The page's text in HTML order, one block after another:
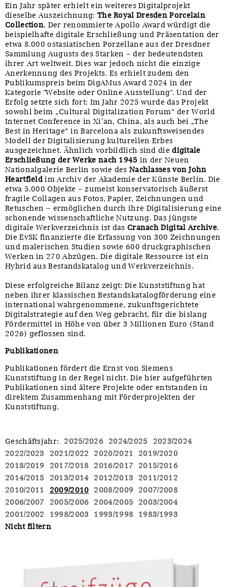
Ein Jahr später erhielt ein weiteres Digitalprojekt
dieselbe Auszeichnung: The Royal Dresden Porcelain
Collection. Der renommierte Apollo Award würdigt die
beispielhafte digitale Erschließung und Präsentation der
etwa 8.000 ostasiatischen Porzellane aus der Dresdner
Sammlung Augusts des Starken – der bedeutendsten
ihrer Art weltweit. Dies war jedoch nicht die einzige
Anerkennung des Projekts. Es erhielt zudem den
Publikumspreis beim DigAMus Award 2024 in der
Kategorie "Website oder Online Ausstellung". Und der
Erfolg setzte sich fort: Im Jahr 2025 wurde das Projekt
sowohl beim „Cultural Digitalization Forum“ der World
Internet Conference in Xi’an, China, als auch bei „The
Best in Heritage“ in Barcelona als zukunftsweisendes
Modell der Digitalisierung kulturellen Erbes
ausgezeichnet. Ähnlich vorbildlich sind diedigitale
Erschließung der Werke nach 1945 in der Neuen
Nationalgalerie Berlin sowie des Nachlasses von John
Heartfieldim Archiv der Akademie der Künste Berlin. Die
etwa 5.000 Objekte – zumeist konservatorisch äußerst
fragile Collagen aus Fotos, Papier, Zeichnungen und
Retuschen – ermöglichen durch ihre Digitalisierung eine
schonende wissenschaftliche Nutzung. Das jüngste
digitale Werkverzeichnis ist das Cranach Digital Archive.
Die EvSK finanzierte die Erfassung von 300 Zeichnungen
und malerischen Studien sowie 600 druckgraphischen
Werken in 270 Abzügen. Die digitale Ressource ist ein
Hybrid aus Bestandskatalog und Werkverzeichnis.
Diese erfolgreiche Bilanz zeigt: Die Kunststiftung hat
neben ihrer klassischen Bestandskatalogförderung eine
international wahrgenommene, zukunftsgerichtete
Digitalstrategie auf den Weg gebracht, für die bislang
Fördermittel in Höhe von über 3 Millionen Euro (Stand
2026) geflossen sind.
Publikationen
Publikationen fördert die Ernst von Siemens
Kunststiftung in der Regel nicht. Die hier aufgeführten
Publikationen sind ältere Projekte oder entstanden in
direktem Zusammenhang mit Förderprojekten der
Kunststiftung.
Geschäftsjahr: 2025/2026 2024/2025
2023/2024
2022/2023
2021/2022 2020/2021
2019/2020
2018/2019
2017/2018 2016/2017
2015/2016
2014/2015
2013/2014 2012/2013
2011/2012
2010/2011
2009/2010 2008/2009
2007/2008
2006/2007
2005/2006 2004/2005
2003/2004
2001/2002
1998/2003 1993/1998
1983/1993
Nicht filtern